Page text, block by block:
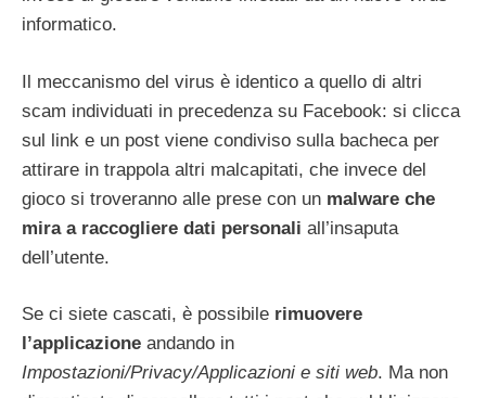
informatico.
Il meccanismo del virus è identico a quello di altri
scam individuati in precedenza su Facebook: si clicca
sul link e un post viene condiviso sulla bacheca per
attirare in trappola altri malcapitati, che invece del
gioco si troveranno alle prese con un malware che
mira a raccogliere dati personali all’insaputa
dell’utente.
Se ci siete cascati, è possibile rimuovere
l’applicazione andando in
Impostazioni/Privacy/Applicazioni e siti web. Ma non